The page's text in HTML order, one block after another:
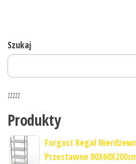
Szukaj
zzzzz
Produkty
Forgast Regał
Przestawne